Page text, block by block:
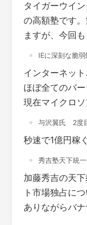
タイガーウイ
の高額塾です
ますが、今回
IEに深刻な脆
インターネッ
ほぼ全てのバ
現在マイクロ
与沢翼氏 2度
秒速で1億円稼
秀吉塾天下統
加藤秀吉の天
ト市場独占に
ありながらバ